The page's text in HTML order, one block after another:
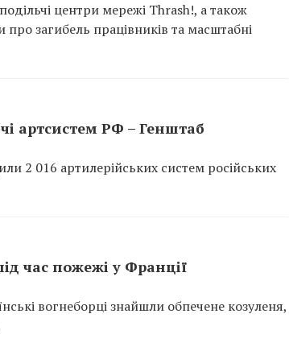
центри мережі Thrash!, а також
загибель працівників та масштабні
артсистем РФ – Генштаб
2 016 артилерійських систем російських
час пожежі у Франції
вогнеборці знайшли обпечене козуленя,